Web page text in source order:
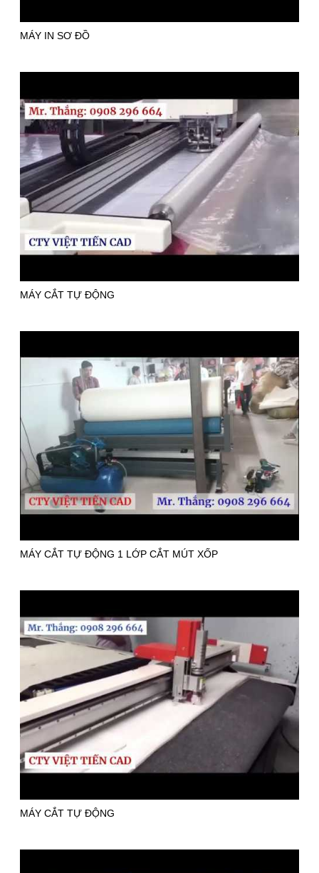
MÁY IN SƠ ĐỒ
MÁY CẮT TỰ ĐỘNG
MÁY CẮT TỰ ĐỘNG 1 LỚP CẮT MÚT XỐP
MÁY CẮT TỰ ĐỘNG